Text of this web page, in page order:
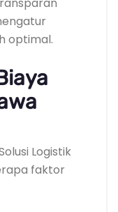
optimal.
Logistik
faktor